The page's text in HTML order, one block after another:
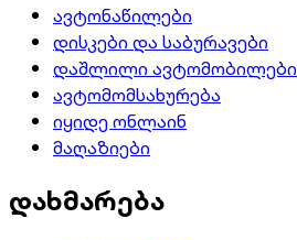
ავტონაწილები
დისკები და საბურავები
დაშლილი ავტომობილები
ავტომომსახურება
იყიდე ონლაინ
მაღაზიები
დახმარება